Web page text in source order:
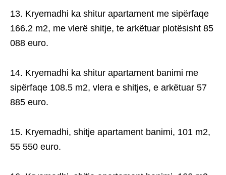
13. Kryemadhi ka shitur apartament me sipërfaqe
166.2 m2, me vlerë shitje, te arkëtuar plotësisht 85
088 euro.
14. Kryemadhi ka shitur apartament banimi me
sipërfaqe 108.5 m2, vlera e shitjes, e arkëtuar 57
885 euro.
15. Kryemadhi, shitje apartament banimi, 101 m2,
55 550 euro.